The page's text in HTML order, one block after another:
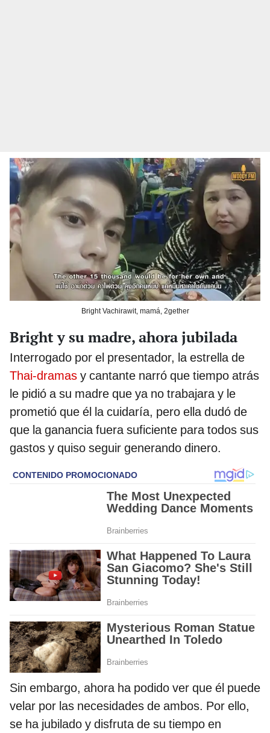
Bright Vachirawit, mamá, 2gether
Bright y su madre, ahora jubilada
Interrogado por el presentador, la estrella de
Thai-dramas y cantante narró que tiempo atrás
le pidió a su madre que ya no trabajara y le
prometió que él la cuidaría, pero ella dudó de
que la ganancia fuera suficiente para todos sus
gastos y quiso seguir generando dinero.
Sin embargo, ahora ha podido ver que él puede
velar por las necesidades de ambos. Por ello,
se ha jubilado y disfruta de su tiempo en